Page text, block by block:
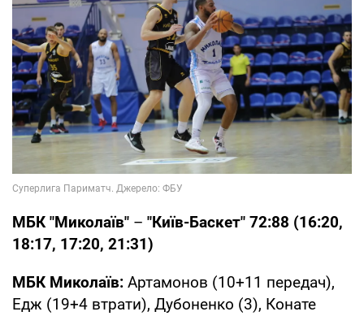
МБК "Миколаїв" – "Київ-Баскет" 72:88 (16:20,
18:17, 17:20, 21:31)
МБК Миколаїв: Артамонов (10+11 передач),
Едж (19+4 втрати), Дубоненко (3), Конате